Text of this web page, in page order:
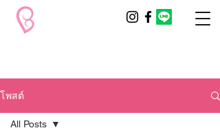
โพสต์
All Posts